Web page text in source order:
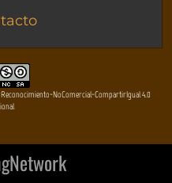
Reconocimiento-NoComercial-CompartirIgual 4.0